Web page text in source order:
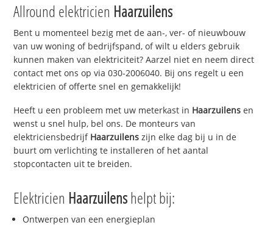
Allround elektricien Haarzuilens
Bent u momenteel bezig met de aan-, ver- of nieuwbouw
van uw woning of bedrijfspand, of wilt u elders gebruik
kunnen maken van elektriciteit? Aarzel niet en neem direct
contact met ons op via 030-2006040. Bij ons regelt u een
elektricien of offerte snel en gemakkelijk!
Heeft u een probleem met uw meterkast in Haarzuilens en
wenst u snel hulp, bel ons. De monteurs van
elektriciensbedrijf Haarzuilens zijn elke dag bij u in de
buurt om verlichting te installeren of het aantal
stopcontacten uit te breiden.
Elektricien Haarzuilenshelpt bij:
Ontwerpen van een energieplan